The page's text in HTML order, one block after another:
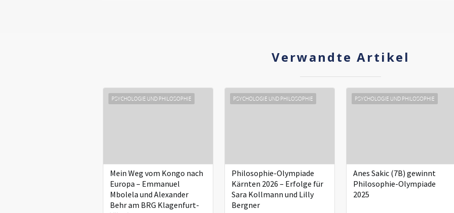
Verwandte Artikel
PSYCHOLOGIE UND PHILOSOPHIE
Mein Weg vom Kongo nach
Europa – Emmanuel
Mbolela und Alexander
Behr am BRG Klagenfurt-
PSYCHOLOGIE UND PHILOSOPHIE
Philosophie-Olympiade
Kärnten 2026 – Erfolge für
Sara Kollmann und Lilly
Bergner
PSYCHOLOGIE UND PHILOSOPHIE
Anes Sakic (7B) gewinnt
Philosophie-Olympiade
2025